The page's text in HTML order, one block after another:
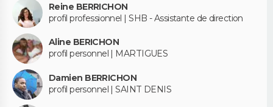
Reine BERRICHON
profil professionnel | SHB - Assistante de direction
Aline BERICHON
profil personnel | MARTIGUES
Damien BERRICHON
profil personnel | SAINT DENIS